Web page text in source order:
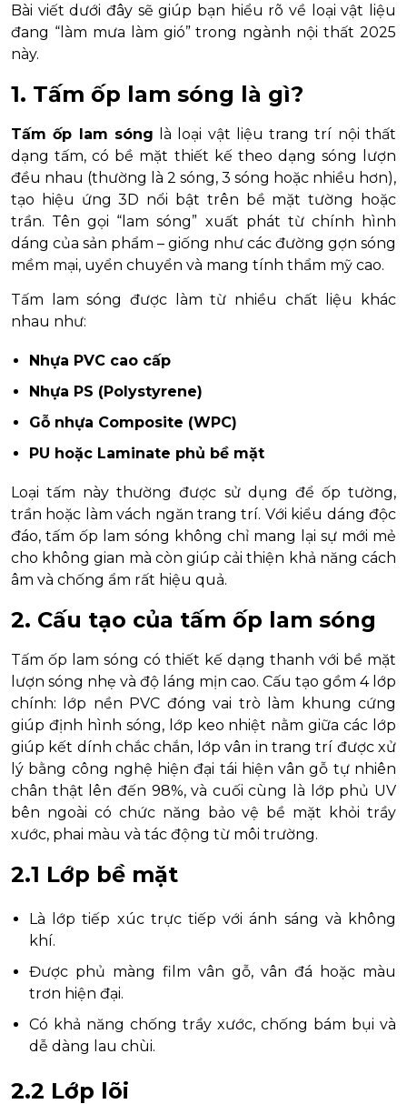
Bài viết dưới đây sẽ giúp bạn hiểu rõ về loại vật liệu
đang “làm mưa làm gió” trong ngành nội thất 2025
này.
1. Tấm ốp lam sóng là gì?
Tấm ốp lam sóng là loại vật liệu trang trí nội thất
dạng tấm, có bề mặt thiết kế theo dạng sóng lượn
đều nhau (thường là 2 sóng, 3 sóng hoặc nhiều hơn),
tạo hiệu ứng 3D nổi bật trên bề mặt tường hoặc
trần. Tên gọi “lam sóng” xuất phát từ chính hình
dáng của sản phẩm – giống như các đường gợn sóng
mềm mại, uyển chuyển và mang tính thẩm mỹ cao.
Tấm lam sóng được làm từ nhiều chất liệu khác
nhau như:
Nhựa PVC cao cấp
Nhựa PS (Polystyrene)
Gỗ nhựa Composite (WPC)
PU hoặc Laminate phủ bề mặt
Loại tấm này thường được sử dụng để ốp tường,
trần hoặc làm vách ngăn trang trí. Với kiểu dáng độc
đáo, tấm ốp lam sóng không chỉ mang lại sự mới mẻ
cho không gian mà còn giúp cải thiện khả năng cách
âm và chống ẩm rất hiệu quả.
2. Cấu tạo của tấm ốp lam sóng
Tấm ốp lam sóng có thiết kế dạng thanh với bề mặt
lượn sóng nhẹ và độ láng mịn cao. Cấu tạo gồm 4 lớp
chính: lớp nền PVC đóng vai trò làm khung cứng
giúp định hình sóng, lớp keo nhiệt nằm giữa các lớp
giúp kết dính chắc chắn, lớp vân in trang trí được xử
lý bằng công nghệ hiện đại tái hiện vân gỗ tự nhiên
chân thật lên đến 98%, và cuối cùng là lớp phủ UV
bên ngoài có chức năng bảo vệ bề mặt khỏi trầy
xước, phai màu và tác động từ môi trường.
2.1 Lớp bề mặt
Là lớp tiếp xúc trực tiếp với ánh sáng và không
khí.
Được phủ màng film vân gỗ, vân đá hoặc màu
trơn hiện đại.
Có khả năng chống trầy xước, chống bám bụi và
dễ dàng lau chùi.
2.2 Lớp lõi